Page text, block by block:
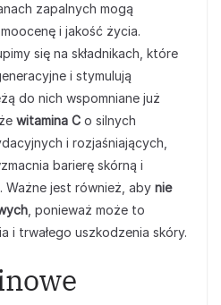
zapalnych mogą
i jakość życia.
się na składnikach, które
i stymulują
do nich wspomniane już
witamina C o silnych
i rozjaśniających,
barierę skórną i
Ważne jest również, aby nie
, ponieważ może to
i trwałego uszkodzenia skóry.